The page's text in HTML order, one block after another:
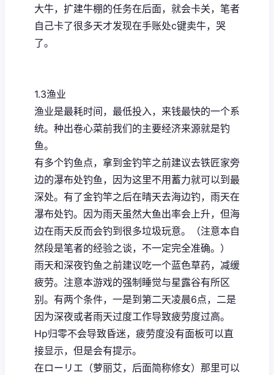
大牛，扩建牛棚的任务在后面，就会卡关，笔者
自己卡了很多天才发现在手账处c键卖牛，哭
了。
1.3渔业
渔业是最耗时间，最低投入，来钱最快的一个系
统。种出卷心菜前我们的主要经济来源就是钓
鱼。
有多个钓鱼点，拿到金钓竿之前建议去铁匠家旁
边的瀑布处钓鱼，因为这里不用蓄力就可以到最
深处。有了金钓竿之后在晴天去海边钓，雨天在
瀑布处钓。因为雨天虽然大鱼出率会上升，但海
边在雨天反而会钓到很多垃圾玩意。（注意本自
然段是笔者的经验之谈，不一定完全准确。）
雨天和深夜钓鱼之前建议吃一个蓝色草药，减缓
疲劳。注意本游戏的强制睡觉与星露谷有所区
别。有两个条件，一是到第二天凌晨6点，二是
因为深夜或者雨天过度工作导致疲劳度过高。
Hp归零不会导致昏迷，疲劳度没有面板可以直
接显示，但是会有提示。
在ローリエ（萝丽艾，后面简称修女）那里可以